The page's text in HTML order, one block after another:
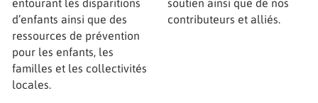
entourant les disparitions
d’enfants ainsi que des
ressources de prévention
pour les enfants, les
familles et les collectivités
locales.
soutien ainsi que de nos
contributeurs et alliés.